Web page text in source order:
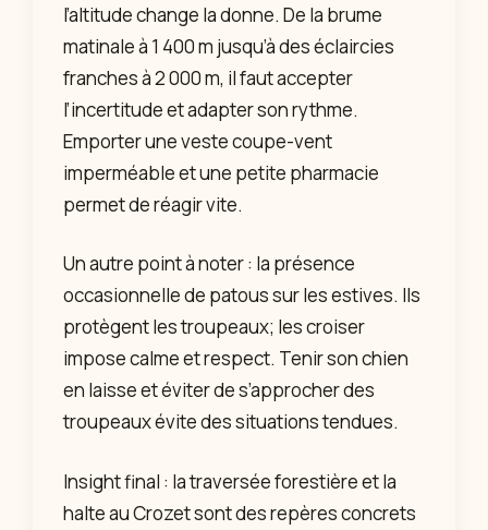
l’altitude change la donne. De la brume
matinale à 1 400 m jusqu’à des éclaircies
franches à 2 000 m, il faut accepter
l’incertitude et adapter son rythme.
Emporter une veste coupe-vent
imperméable et une petite pharmacie
permet de réagir vite.
Un autre point à noter : la présence
occasionnelle de patous sur les estives. Ils
protègent les troupeaux; les croiser
impose calme et respect. Tenir son chien
en laisse et éviter de s’approcher des
troupeaux évite des situations tendues.
Insight final : la traversée forestière et la
halte au Crozet sont des repères concrets